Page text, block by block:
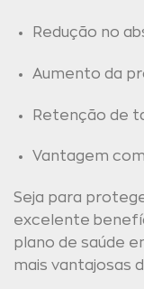
Redução no
Aumento da
Retenção de
Vantagem
Seja para
excelente
plano de saúde
mais vantajosas